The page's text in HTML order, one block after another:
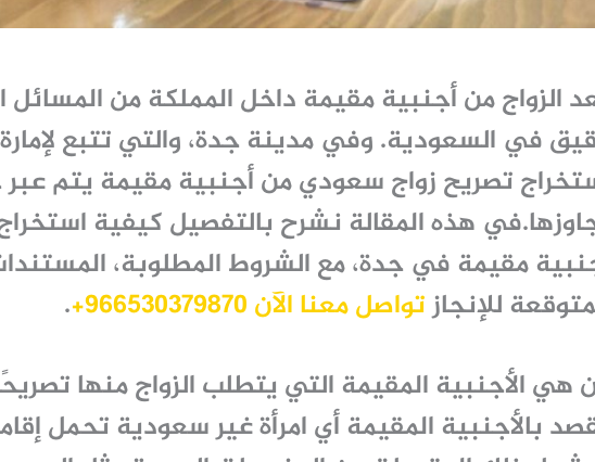
الزواج من أجنبية مقيمة داخل المملكة من
في السعودية. وفي مدينةجدة، والتي تتبع
تصريح زواج سعودي من أجنبية مقيمة يتم
هذه المقالة نشرح بالتفصيل كيفية
مقيمة في جدة، مع الشروط المطلوبة،
للإنجازتواصل معنا الآن 966530379870+
.
هي الأجنبية المقيمة التي يتطلب الزواج منها
بالأجنبية المقيمة أي امرأة غير سعودية تحمل